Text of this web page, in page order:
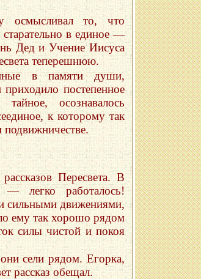
осмысливал то, что
в единое —
Дед и Учение Иисуса
теперешнюю.
в памяти души,
постепенное
осознавалось
к которому так
подвижничестве.
Пересвета. В
— легко работалось!
сильными движениями,
ему так хорошо рядом
силы чистой и покоя
сели рядом. Егорка,
рассказ обещал.